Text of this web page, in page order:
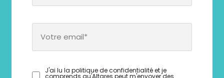
J'ai lu la politique de confidentialité et je
comprends qu'Altares peut m'envoyer des